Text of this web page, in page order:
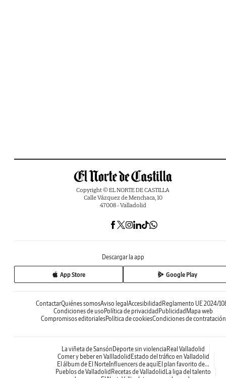
Copyright © EL NORTE DE CASTILLA
Calle Vázquez de Menchaca, 10
47008 - Valladolid
Descargar la app
App Store Google Play
ContactarQuiénes somosAviso legal Accesibilidad Reglamento UE 2024/
Condiciones de uso Política de privacidad Publicidad Mapa web
Compromisos editorialesPolítica de cookiesCondiciones de contratación
La viñeta de Sansón Deporte sin violencia Real Valladolid
Comer y beber en Vallladolid Estado del tráfico en Valladolid
El álbum de El NorteInfluencers de aquíEl plan favorito de...
Pueblos de Valladolid Recetas de Valladolid La liga del talento